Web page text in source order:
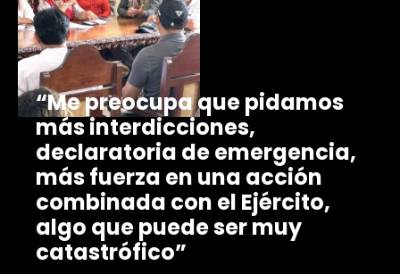
“Me preocupa que pidamos
más interdicciones,
declaratoria de emergencia,
más fuerza en una acción
combinada con el Ejército,
algo que puede ser muy
catastrófico”